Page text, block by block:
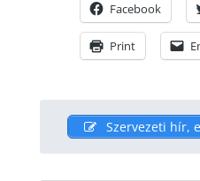
Facebook
Print
Szervezeti hír,